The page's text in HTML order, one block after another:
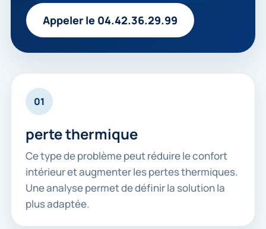
Appeler le 04.42.36.29.99
01
perte thermique
Ce type de problème peut réduire le confort
intérieur et augmenter les pertes thermiques.
Une analyse permet de définir la solution la
plus adaptée.